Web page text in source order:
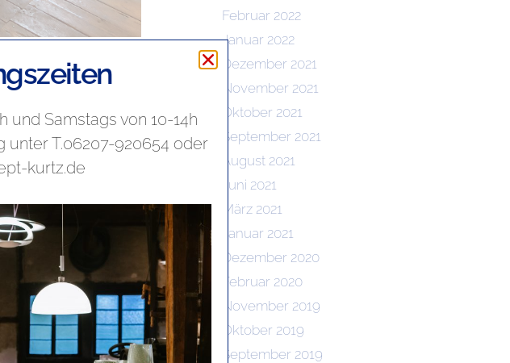
bei mir Schneiders
Februar 2022
Januar 2022
Dezember 2021
November 2021
Oktober 2021
September 2021
August 2021
Juni 2021
März 2021
Januar 2021
Dezember 2020
Februar 2020
November 2019
Oktober 2019
September 2019
und Samstags von 10-14h
unter T.06207-920654 oder
kurtz.de